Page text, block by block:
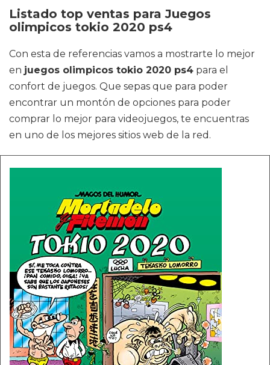
Listado top ventas para Juegos
olimpicos tokio 2020 ps4
Con esta de referencias vamos a mostrarte lo mejor
en juegos olimpicos tokio 2020 ps4 para el
confort de juegos. Que sepas que para poder
encontrar un montón de opciones para poder
comprar lo mejor para videojuegos, te encuentras
en uno de los mejores sitios web de la red.